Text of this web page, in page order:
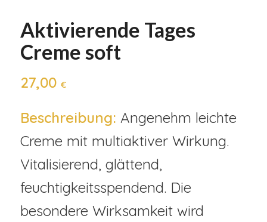
Aktivierende Tages
Creme soft
27,00 €
Beschreibung: Angenehm leichte
Creme mit multiaktiver Wirkung.
Vitalisierend, glättend,
feuchtigkeitsspendend. Die
besondere Wirksamkeit wird